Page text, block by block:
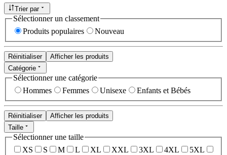
Trier par
Sélectionner un classement
Produits populaires
Nouveau
Réinitialiser
Afficher les produits
Catégorie
Sélectionner une catégorie
Hommes
Femmes Unisexe Enfants et Bébés
Réinitialiser
Afficher les produits
Taille
Sélectionner une taille
XS
S M L XL XXL 3XL 4XL
5XL